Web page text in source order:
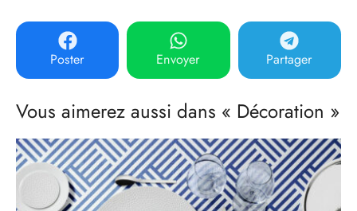
Poster Envoyer Partager
Vous aimerez aussi dans « Décoration »